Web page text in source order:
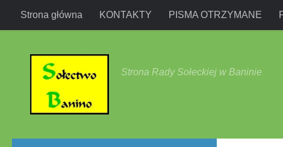
Przejdź do treści
Strona główna KONTAKTY PISMA OTRZYMANE
Strona Rady Sołeckiej w Baninie